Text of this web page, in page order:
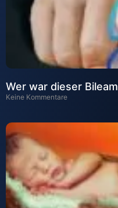
Wer war dieser
Keine Kommentare